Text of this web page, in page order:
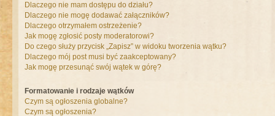
Dlaczego nie mam dostępu do działu?
Dlaczego nie mogę dodawać załączników?
Dlaczego otrzymałem ostrzeżenie?
Jak mogę zgłosić posty moderatorowi?
Do czego służy przycisk „Zapisz” w widoku tworzenia wątku?
Dlaczego mój post musi być zaakceptowany?
Jak mogę przesunąć swój wątek w górę?
Formatowanie i rodzaje wątków
Czym są ogłoszenia globalne?
Czym są ogłoszenia?